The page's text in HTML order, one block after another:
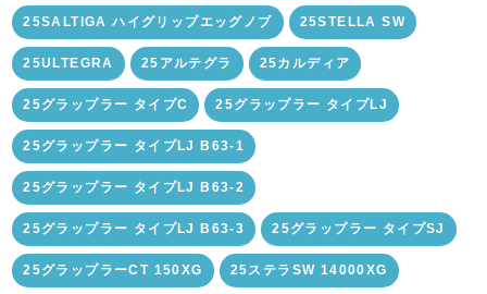
25SALTIGA ハイグリップエッグノブ 25STELLA SW
25ULTEGRA 25アルテグラ 25カルディア
25グラップラー タイプC 25グラップラー タイプLJ
25グラップラー タイプLJ B63-1
25グラップラー タイプLJ B63-2
25グラップラー タイプLJ B63-3 25グラップラー タイプSJ
25グラップラーCT 150XG 25ステラSW 14000XG